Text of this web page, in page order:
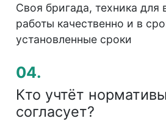
Своя бригада, техника для
работы качественно и в
установленные сроки
04.
Кто учтёт
согласует?